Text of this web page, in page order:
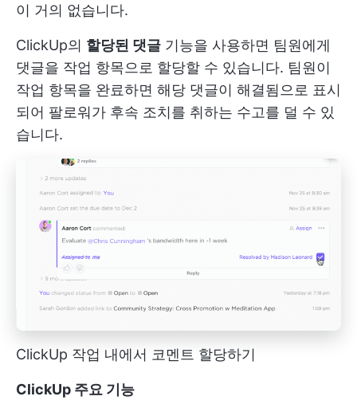
이 거의 없습니다.
ClickUp의 할당된 댓글 기능을 사용하면 팀원에게
댓글을 작업 항목으로 할당할 수 있습니다. 팀원이
작업 항목을 완료하면 해당 댓글이 해결됨으로 표시
되어 팔로워가 후속 조치를 취하는 수고를 덜 수 있
습니다.
ClickUp 작업 내에서 코멘트 할당하기
ClickUp 주요 기능